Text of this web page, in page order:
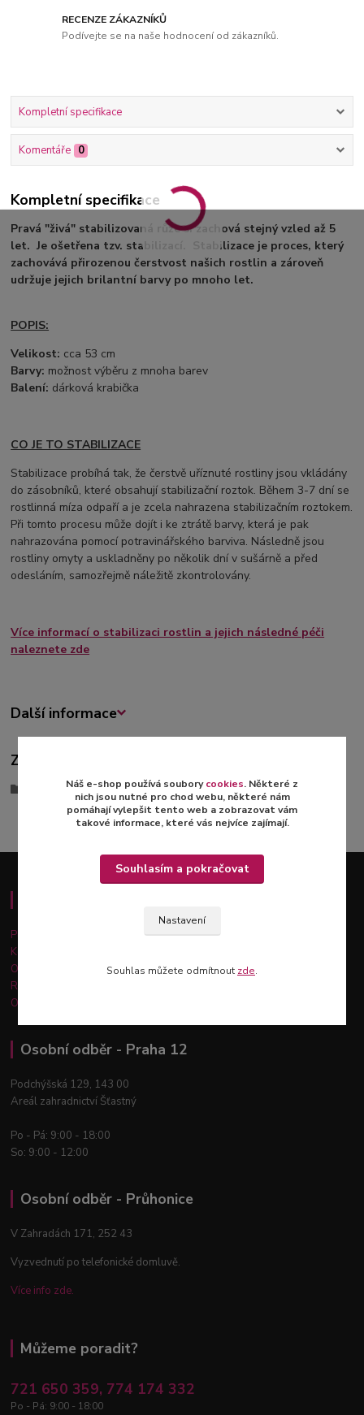
RECENZE ZÁKAZNÍKŮ
Podívejte se na naše hodnocení od zákazníků.
Kompletní specifikace
Komentáře 0
Kompletní specifikace
Pravá "živá" stabilizovaná růže si zachová stejný vzled až 5
let. Je ošetřena tzv. stabilizací. Stabilizace je proces, který
zachovává přirozenou čerstvost našich rostlin a zároveň
udržuje jejich brilantní barvy po mnoho let.
POPIS:
Velikost: cca 53 cm
Barvy: možnost výběru z mnoha barev
Balení: dárková krabička
CO JE TO STABILIZACE
Stabilizace probíhá tak, že čerstvě uříznuté rostliny jsou vkládány
do zásobníků, které obsahují stabilizační roztok. Během 3-7 dní se
rostlinná míza odpaří a je zcela nahrazena stabilizačním roztokem.
Při tomto procesu může dojít i ke ztrátě barvy, která je pak
nahrazována pomocí potravinářského barviva. Následně jsou
rostliny omyty a uskladněny po několik dní v sušárně a před
odesláním, samozřejmě náležitě zkontrolovány.
Více informací o stabilizaci rostlin a jejich následné péči
naleznete zde
Další informace
Zboží zařazeno v kategoriích
Stabilizované růže
Platba a doprava
Kontakty
Obchodní podmínky
Reklamace a vrácení zboží
Ochrana osobních údajů
Osobní odběr - Praha 12
Podchýšská 129, 143 00
Areál zahradnictví Šťastný
Po - Pá: 9:00 - 18:00
So: 9:00 - 12:00
Osobní odběr - Průhonice
V Zahradách 171, 252 43
Vyzvednutí po telefonické domluvě.
Více info zde.
Můžeme poradit?
721 650 359, 774 174 332
Po - Pá: 9:00 - 18:00
Náš e-shop používá souborycookies. Některé z
nich jsou nutné pro chod webu, některé nám
pomáhají vylepšit tento web a zobrazovat vám
takové informace, které vás nejvíce zajímají.
Nastavení
Souhlasím a pokračovat
Souhlas můžete odmítnout zde.